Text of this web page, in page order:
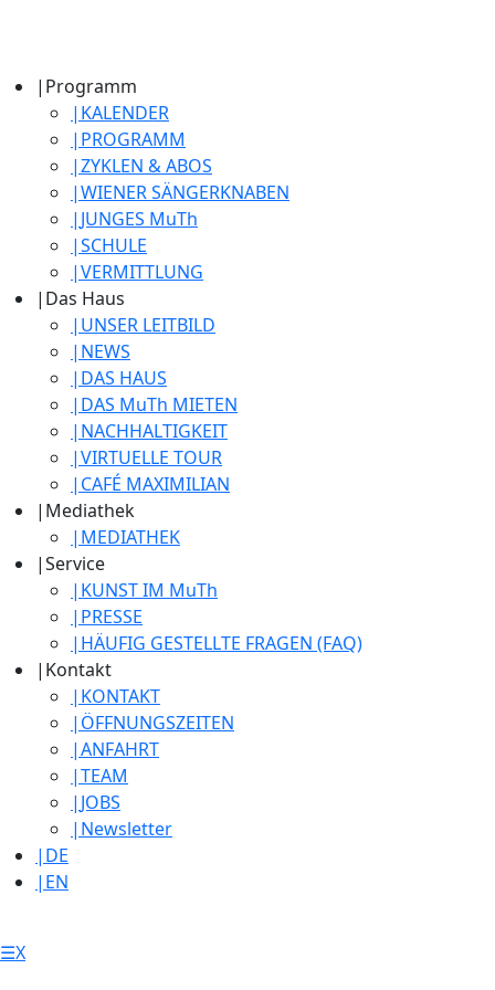
| Programm
| KALENDER
| PROGRAMM
|ZYKLEN & ABOS
|WIENER SÄNGERKNABEN
| JUNGES MuTh
|SCHULE
|VERMITTLUNG
| Das Haus
| UNSER LEITBILD
| NEWS
| DAS HAUS
| DAS MuTh MIETEN
| NACHHALTIGKEIT
|VIRTUELLE TOUR
| CAFÉ MAXIMILIAN
| Mediathek
| MEDIATHEK
|Service
| KUNST IM MuTh
| PRESSE
| HÄUFIG GESTELLTE FRAGEN (FAQ)
| Kontakt
| KONTAKT
| ÖFFNUNGSZEITEN
|ANFAHRT
|TEAM
| JOBS
| Newsletter
| DE
| EN
☰X